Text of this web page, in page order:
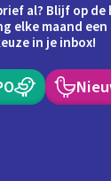
al? Blijf op
elke maand
in je inbox!